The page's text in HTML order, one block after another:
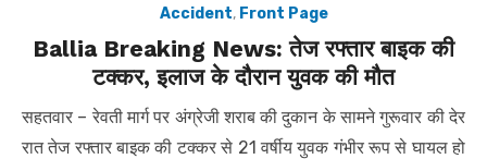
Accident, Front Page
Ballia Breaking News: तेज रफ्तार बाइक की
टक्कर, इलाज के दौरान युवक की मौत
सहतवार – रेवती मार्ग पर अंग्रेजी शराब की दुकान के सामने गुरूवार की देर
रात तेज रफ्तार बाइक की टक्कर से 21 वर्षीय युवक गंभीर रूप से घायल हो